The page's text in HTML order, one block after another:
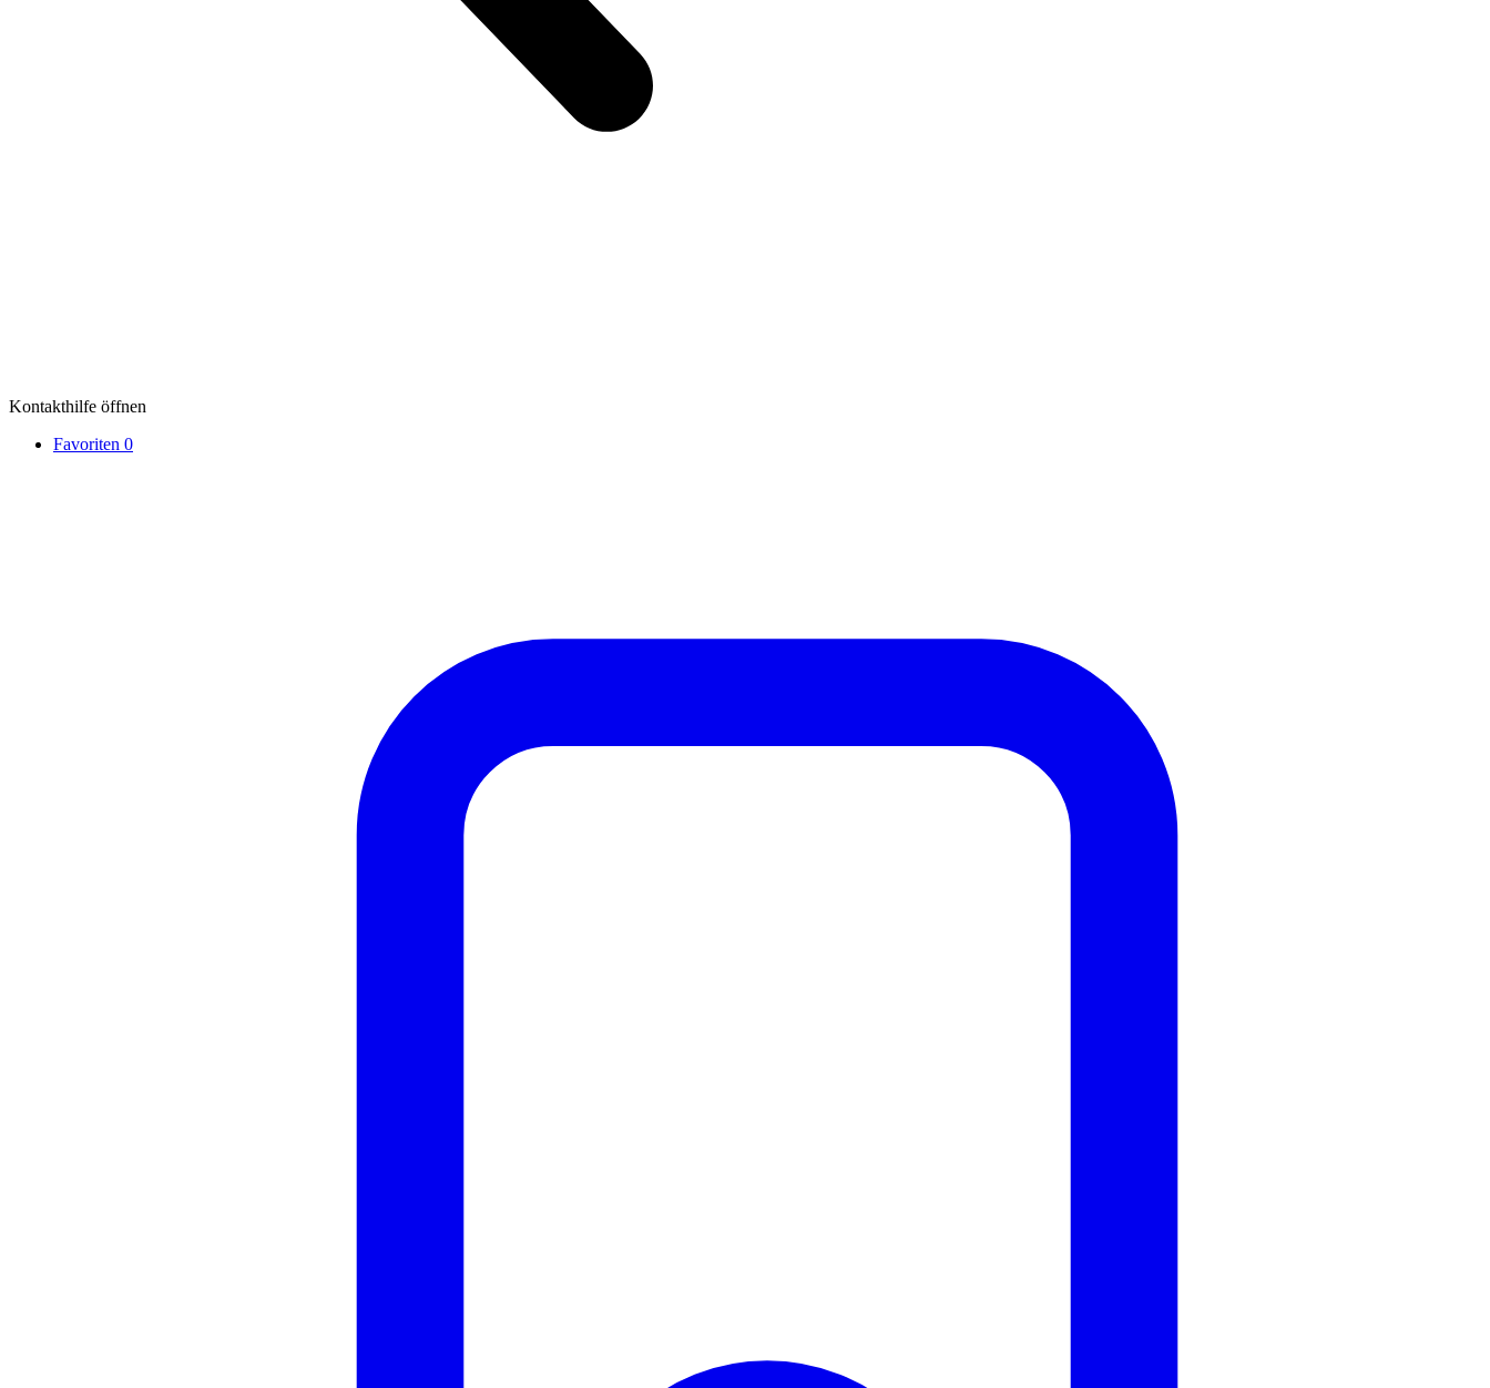
Kontakthilfe öffnen
Favoriten 0